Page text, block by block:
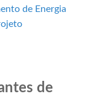
de Energia
de